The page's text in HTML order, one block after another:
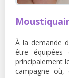
À la demande
être équipées
principalement
campagne